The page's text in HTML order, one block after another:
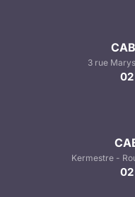
3 rue
Kermestre -